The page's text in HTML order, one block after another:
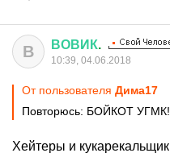
В ВОВИК.
10:39, 04.06.2018
От пользователя Дима17
Повторюсь: БОЙКОТ УГМК!
Хейтеры и